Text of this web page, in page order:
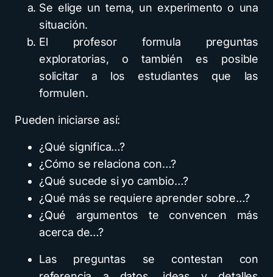
Se elige un tema, un experimento o una
situación.
El profesor formula preguntas
exploratorias, o también es posible
solicitar a los estudiantes que las
formulen.
Pueden iniciarse así:
¿Qué significa…?
¿Cómo se relaciona con…?
¿Qué sucede si yo cambio…?
¿Qué más se requiere aprender sobre…?
¿Qué argumentos te convencen más
acerca de…?
Las preguntas se contestan con